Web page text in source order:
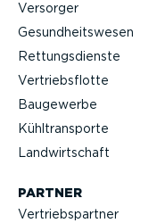
Versorger
Gesund­heits­wesen
Rettungs­dienste
Vertriebs­flotte
Baugewerbe
Kühltrans­porte
Landwirt­schaft
PARTNER
Vertriebs­partner